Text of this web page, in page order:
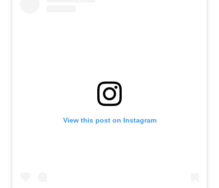
View this post on Instagram